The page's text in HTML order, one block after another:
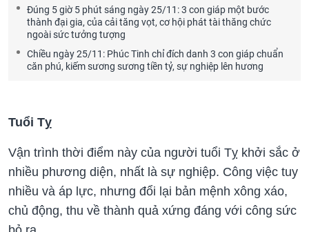
Đúng 5 giờ 5 phút sáng ngày 25/11: 3 con giáp một bước
thành đại gia, của cải tăng vọt, cơ hội phát tài thăng chức
ngoài sức tưởng tượng
Chiều ngày 25/11: Phúc Tinh chỉ đích danh 3 con giáp chuẩn
căn phú, kiếm sương sương tiền tỷ, sự nghiệp lên hương
Tuổi Tỵ
Vận trình thời điểm này của người tuổi Tỵ khởi sắc ở
nhiều phương diện, nhất là sự nghiệp. Công việc tuy
nhiều và áp lực, nhưng đổi lại bản mệnh xông xáo,
chủ động, thu về thành quả xứng đáng với công sức